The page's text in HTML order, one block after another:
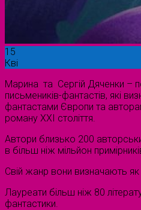
15
Кві
Марина та Сергій Дяченки –
письмеників-фантастів, які
фантастами Європи та
роману ХХІ століття.
Автори близько 200
в більш ніж мільйон
Свій жанр вони визначають як
Лауреати більш ніж 80
фантастики.